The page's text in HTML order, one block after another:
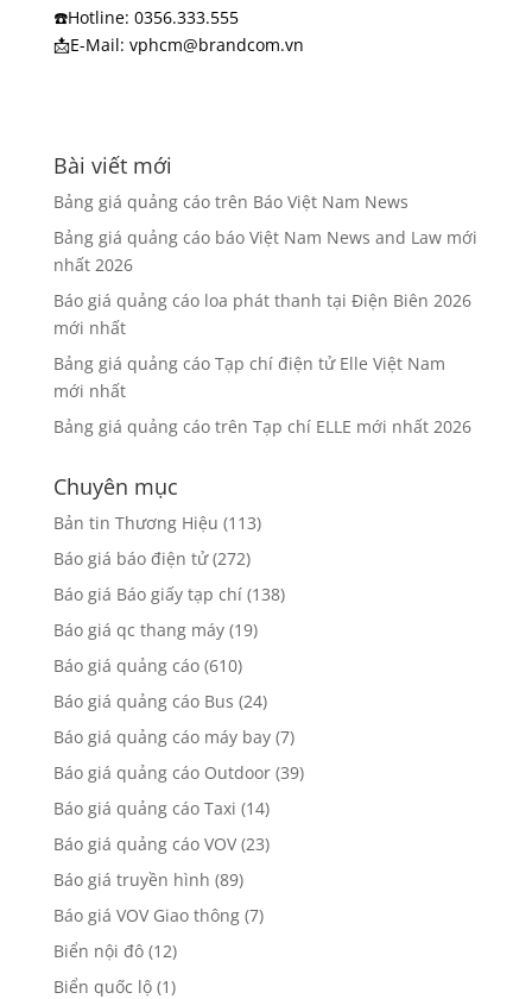
☎️Hotline: 0356.333.555
📩E-Mail: vphcm@brandcom.vn
Bài viết mới
Bảng giá quảng cáo trên Báo Việt Nam News
Bảng giá quảng cáo báo Việt Nam News and Law mới
nhất 2026
Báo giá quảng cáo loa phát thanh tại Điện Biên 2026
mới nhất
Bảng giá quảng cáo Tạp chí điện tử Elle Việt Nam
mới nhất
Bảng giá quảng cáo trên Tạp chí ELLE mới nhất 2026
Chuyên mục
Bản tin Thương Hiệu (113)
Báo giá báo điện tử(272)
Báo giá Báo giấy tạp chí(138)
Báo giá qc thang máy(19)
Báo giá quảng cáo(610)
Báo giá quảng cáo Bus (24)
Báo giá quảng cáo máy bay(7)
Báo giá quảng cáo Outdoor(39)
Báo giá quảng cáo Taxi (14)
Báo giá quảng cáo VOV(23)
Báo giá truyền hình (89)
Báo giá VOV Giao thông(7)
Biển nội đô(12)
Biển quốc lộ(1)